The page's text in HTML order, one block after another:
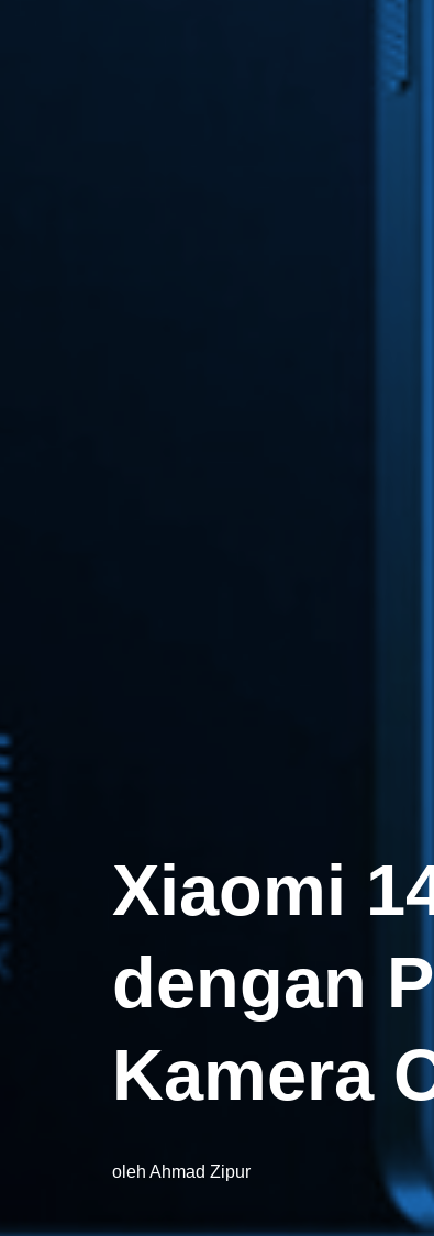
Xiaomi
dengan
Kamera
oleh Ahmad Zipur